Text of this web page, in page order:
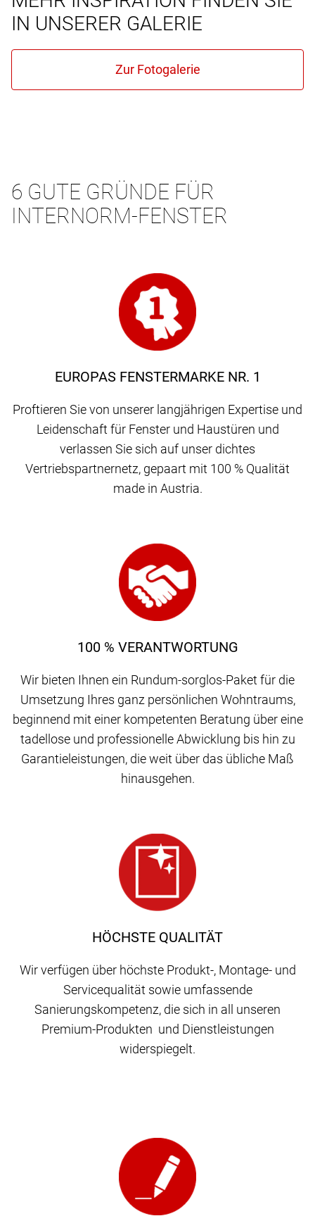
IN UNSERER GALERIE
6 GUTE GRÜNDE FÜR
INTERNORM-FENSTER
EUROPAS FENSTERMARKE NR. 1
Proftieren Sie von unserer langjährigen Expertise und
Leidenschaft für Fenster und Haustüren und
verlassen Sie sich auf unser dichtes
Vertriebspartnernetz, gepaart mit 100 % Qualität
made in Austria.
HÖCHSTE QUALITÄT
Wir verfügen über höchste Produkt-, Montage- und
Servicequalität sowie umfassende
Sanierungskompetenz, die sich in all unseren
Premium-Produkten und Dienstleistungen
widerspiegelt.
100 % VERANTWORTUNG
Wir bieten Ihnen ein Rundum-sorglos-Paket für die
Umsetzung Ihres ganz persönlichen Wohntraums,
beginnend mit einer kompetenten Beratung über eine
tadellose und professionelle Abwicklung bis hin zu
Garantieleistungen, die weit über das übliche Maß
hinausgehen.